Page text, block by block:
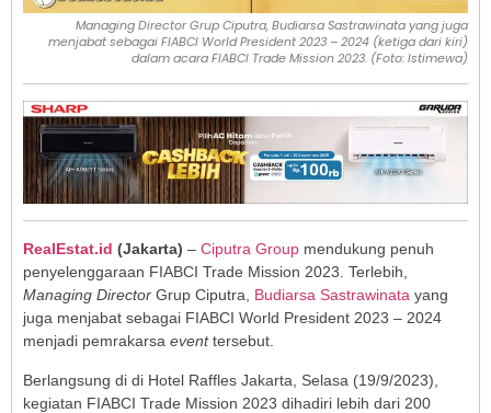
Managing Director Grup Ciputra, Budiarsa Sastrawinata yang juga
menjabat sebagai FIABCI World President 2023 – 2024 (ketiga dari kiri)
dalam acara FIABCI Trade Mission 2023. (Foto: Istimewa)
RealEstat.id (Jakarta) – Ciputra Group mendukung penuh
penyelenggaraan FIABCI Trade Mission 2023. Terlebih,
Managing Director Grup Ciputra, Budiarsa Sastrawinata yang
juga menjabat sebagai FIABCI World President 2023 – 2024
menjadi pemrakarsa eventtersebut.
Berlangsung di di Hotel Raffles Jakarta, Selasa (19/9/2023),
kegiatan FIABCI Trade Mission 2023 dihadiri lebih dari 200